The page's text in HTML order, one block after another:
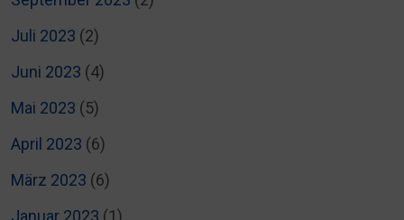
Juli 2023 (2)
Juni 2023 (4)
Mai 2023 (5)
April 2023 (6)
März 2023 (6)
Januar 2023 (1)